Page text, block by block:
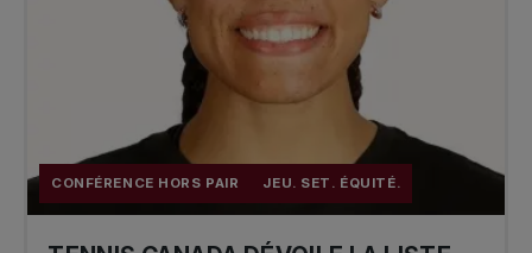
CONFÉRENCE HORS PAIR JEU. SET. ÉQUITÉ.